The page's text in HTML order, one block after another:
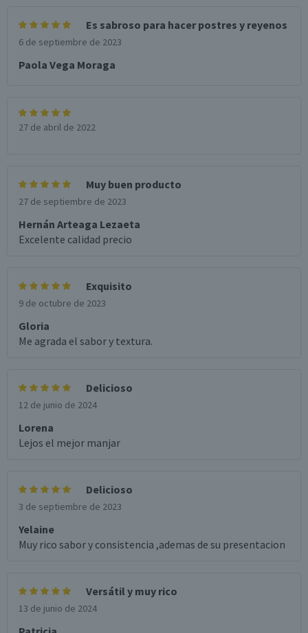
Es sabroso para hacer postres y reyenos
6 de septiembre de 2023
Paola Vega Moraga
27 de abril de 2022
Muy buen producto
27 de septiembre de 2023
Hernán Arteaga Lezaeta
Excelente calidad precio
Exquisito
9 de octubre de 2023
Gloria
Me agrada el sabor y textura.
Delicioso
12 de junio de 2024
Lorena
Lejos el mejor manjar
Delicioso
3 de septiembre de 2023
Yelaine
Muy rico sabor y consistencia ,ademas de su presentacion
Versátil y muy rico
13 de junio de 2024